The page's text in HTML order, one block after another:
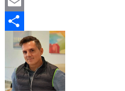
Email
Compartir